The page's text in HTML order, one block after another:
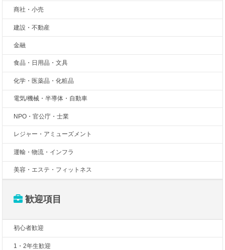
商社・小売
建設・不動産
金融
食品・日用品・文具
化学・医薬品・化粧品
電気/機械・半導体・自動車
NPO・官公庁・士業
レジャー・アミューズメント
運輸・物流・インフラ
美容・エステ・フィットネス
歓迎項目
初心者歓迎
1・2年生歓迎